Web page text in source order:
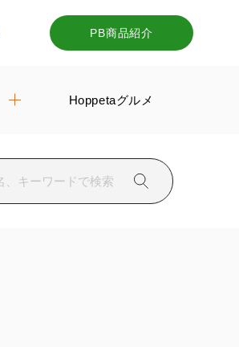
PB商品紹介
Hoppetaグルメ